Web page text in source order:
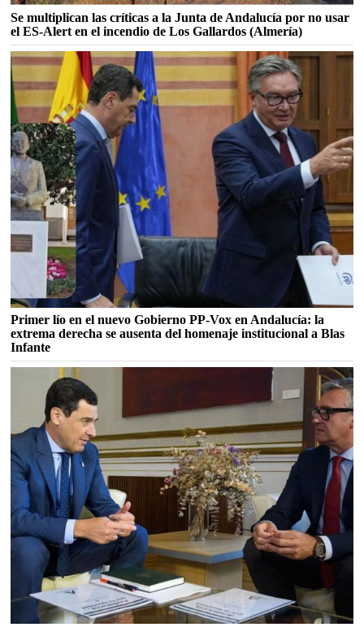
Se multiplican las críticas a la Junta de Andalucía por no usar
el ES-Alert en el incendio de Los Gallardos (Almería)
Primer lío en el nuevo Gobierno PP-Vox en Andalucía: la
extrema derecha se ausenta del homenaje institucional a Blas
Infante